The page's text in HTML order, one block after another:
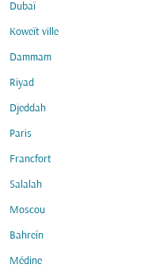
Dubaï
Koweït ville
Dammam
Riyad
Djeddah
Paris
Francfort
Salalah
Moscou
Bahreïn
Médine